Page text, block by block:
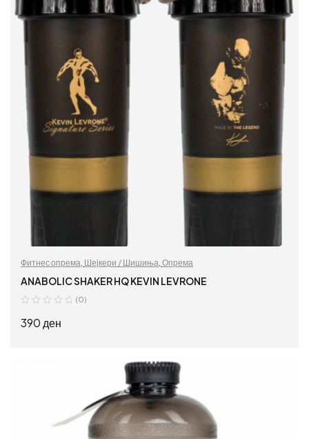
Фитнес опрема, Шејкери / Шишиња, Опрема
ANABOLIC SHAKER HQ KEVIN LEVRONE
(0)
390ден
ПРОЧИТАЈ ПОВЕЌЕ